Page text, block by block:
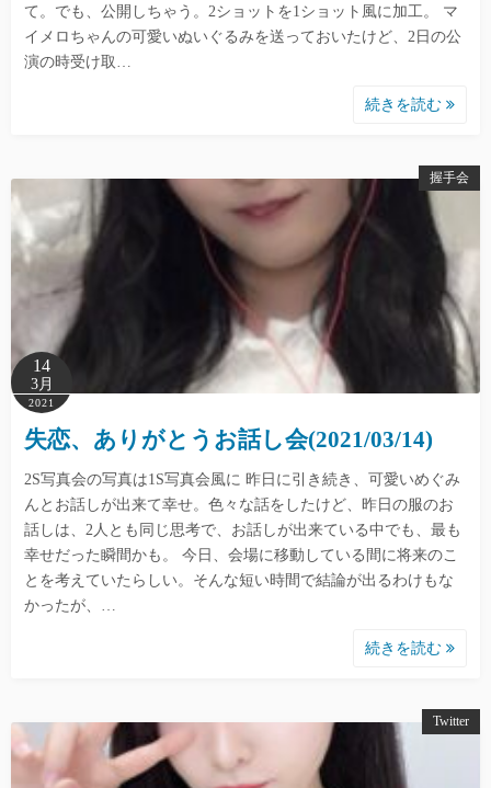
て。でも、公開しちゃう。2ショットを1ショット風に加工。 マ
イメロちゃんの可愛いぬいぐるみを送っておいたけど、2日の公
演の時受け取…
続きを読む
握手会
14
3月
2021
失恋、ありがとうお話し会(2021/03/14)
2S写真会の写真は1S写真会風に 昨日に引き続き、可愛いめぐみ
んとお話しが出来て幸せ。色々な話をしたけど、昨日の服のお
話しは、2人とも同じ思考で、お話しが出来ている中でも、最も
幸せだった瞬間かも。 今日、会場に移動している間に将来のこ
とを考えていたらしい。そんな短い時間で結論が出るわけもな
かったが、…
続きを読む
Twitter